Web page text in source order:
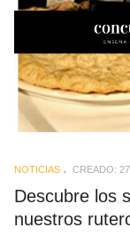
NOTICIAS CREADO:
Descubre los
nuestros